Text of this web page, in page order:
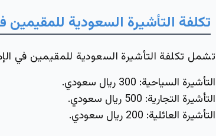
تكلفة التأشيرة السعودية للمقيمين
تشمل تكلفة التأشيرة السعودية للمقيمين في
التأشيرة السياحية: 300 ريال سعودي.
التأشيرة التجارية: 500 ريال سعودي.
التأشيرة العائلية: 200 ريال سعودي.